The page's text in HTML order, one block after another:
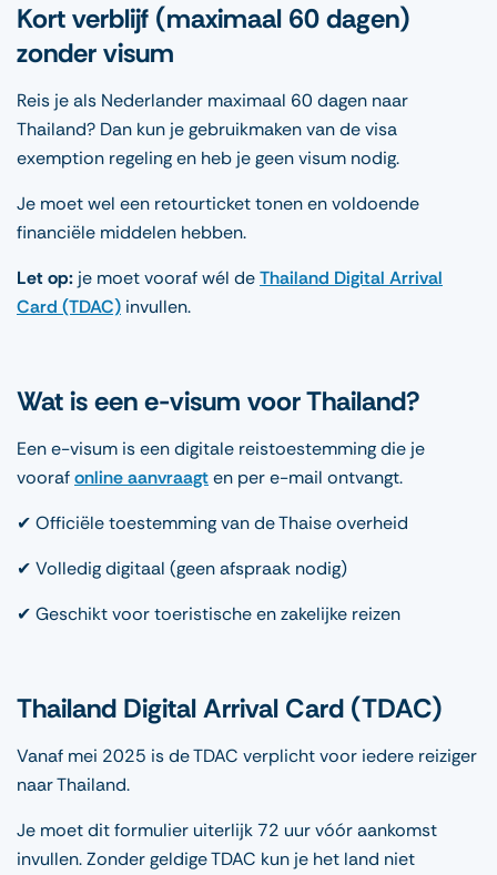
Kort verblijf (maximaal 60 dagen)
zonder visum
Reis je als Nederlander maximaal 60 dagen naar
Thailand? Dan kun je gebruikmaken van de visa
exemption regeling en heb je geen visum nodig.
Je moet wel een retourticket tonen en voldoende
financiële middelen hebben.
Let op: je moet vooraf wél deThailand Digital Arrival
Card (TDAC) invullen.
Wat is een e-visum voor Thailand?
Een e-visum is een digitale reistoestemming die je
voorafonline aanvraagten per e-mail ontvangt.
✔ Officiële toestemming van de Thaise overheid
✔ Volledig digitaal (geen afspraak nodig)
✔ Geschikt voor toeristische en zakelijke reizen
Thailand Digital Arrival Card (TDAC)
Vanaf mei 2025 is de TDAC verplicht voor iedere reiziger
naar Thailand.
Je moet dit formulier uiterlijk 72 uur vóór aankomst
invullen. Zonder geldige TDAC kun je het land niet